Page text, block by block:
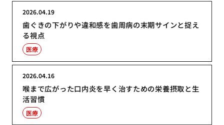
歯ぐきの下がりや違和感を歯周病の末期サインと捉え
る視点
2026.04.19
医療
喉まで広がった口内炎を早く治すための栄養摂取と生
活習慣
2026.04.16
医療